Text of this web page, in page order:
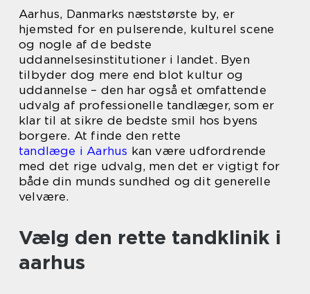
Aarhus, Danmarks næststørste by, er
hjemsted for en pulserende, kulturel scene
og nogle af de bedste
uddannelsesinstitutioner i landet. Byen
tilbyder dog mere end blot kultur og
uddannelse – den har også et omfattende
udvalg af professionelle tandlæger, som er
klar til at sikre de bedste smil hos byens
borgere. At finde den rette
tandlæge i Aarhus kan være udfordrende
med det rige udvalg, men det er vigtigt for
både din munds sundhed og dit generelle
velvære.
Vælg den rette tandklinik i
aarhus